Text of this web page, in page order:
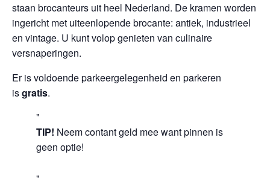
staan brocanteurs uit heel Nederland. De kramen worden
ingericht met uiteenlopende brocante: antiek, industrieel
en vintage. U kunt volop genieten van culinaire
versnaperingen.
Er is voldoende parkeergelegenheid en parkeren
isgratis.
TIP! Neem contant geld mee want pinnen is
geen optie!